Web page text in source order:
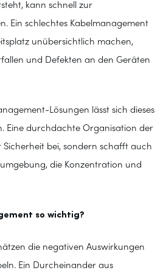
kann schnell zur
Ein schlechtes Kabelmanagement
unübersichtlich machen,
und Defekten an den Geräten
Lösungen lässt sich dieses
Eine durchdachte Organisation der
bei, sondern schafft auch
die Konzentration und
so wichtig?
die negativen Auswirkungen
Ein Durcheinander aus